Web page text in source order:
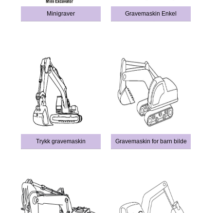
Minigraver Gravemaskin Enkel
Trykk gravemaskin Gravemaskin for barn bilde